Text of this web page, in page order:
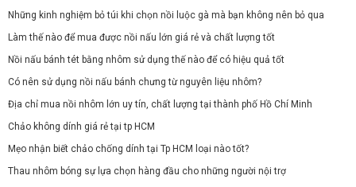
Những kinh nghiệm bỏ túi khi chọn nồi luộc gà mà bạn không nên bỏ qua
Làm thế nào để mua được nồi nấu lớn giá rẻ và chất lượng tốt
Nồi nấu bánh tét bằng nhôm sử dụng thế nào để có hiệu quả tốt
Có nên sử dụng nồi nấu bánh chưng từ nguyên liệu nhôm?
Địa chỉ mua nồi nhôm lớn uy tín, chất lượng tại thành phố Hồ Chí Minh
Chảo không dính giá rẻ tại tp HCM
Mẹo nhận biết chảo chống dính tại Tp HCM loại nào tốt?
Thau nhôm bóng sự lựa chọn hàng đầu cho những người nội trợ